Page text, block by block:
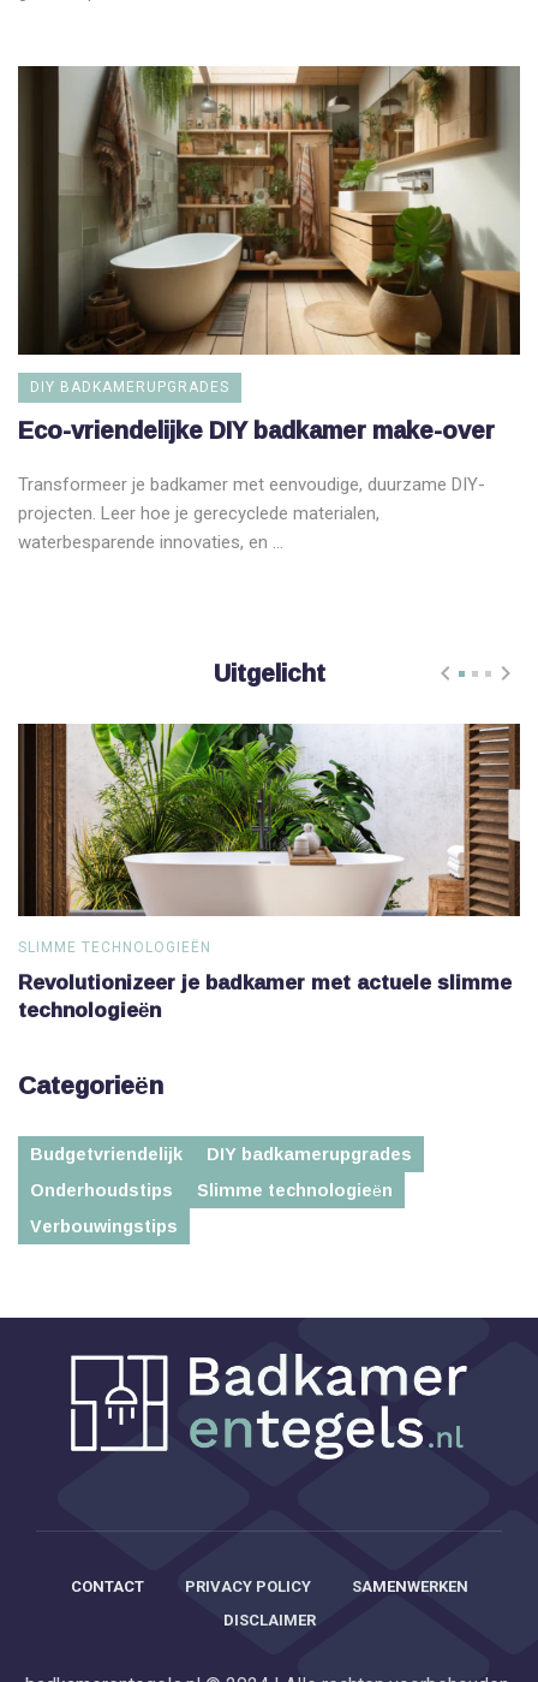
DIY BADKAMERUPGRADES
Eco-vriendelijke DIY badkamer make-over
Transformeer je badkamer met eenvoudige, duurzame DIY-
projecten. Leer hoe je gerecyclede materialen,
waterbesparende innovaties, en ...
Uitgelicht
SLIMME TECHNOLOGIEËN
Revolutionizeer je badkamer met actuele slimme
technologieën
Categorieën
Budgetvriendelijk
DIY badkamerupgrades
Onderhoudstips
Slimme technologieën
Verbouwingstips
CONTACT PRIVACY POLICY
SAMENWERKEN
DISCLAIMER